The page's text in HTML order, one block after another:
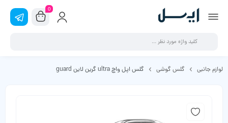
0
لوازم جانبی گلس گوشی گلس اپل واچ ultra گرین لاین guard